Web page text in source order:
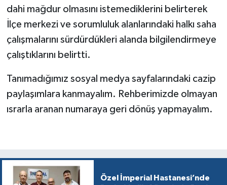
dahi mağdur olmasını istemediklerini belirterek
İlçe merkezi ve sorumluluk alanlarındaki halkı saha
çalışmalarını sürdürdükleri alanda bilgilendirmeye
çalıştıklarını belirtti.
Tanımadığımız sosyal medya sayfalarındaki cazip
paylaşımlara kanmayalım. Rehberimizde olmayan
ısrarla aranan numaraya geri dönüş yapmayalım.
Özel İmperial Hastanesi’nde